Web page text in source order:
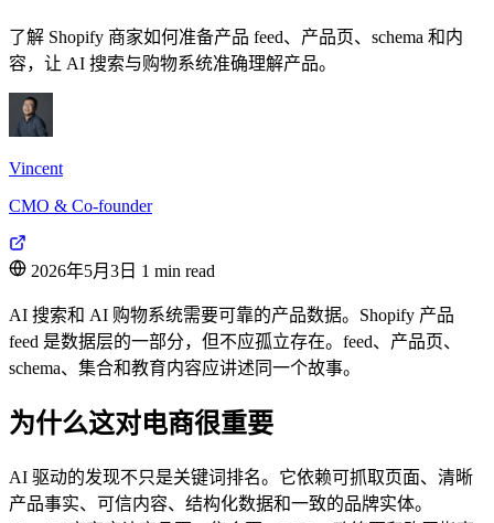
了解 Shopify 商家如何准备产品 feed、产品页、schema 和内
容，让 AI 搜索与购物系统准确理解产品。
Vincent
CMO & Co-founder
2026年5月3日 1 min read
AI 搜索和 AI 购物系统需要可靠的产品数据。Shopify 产品
feed 是数据层的一部分，但不应孤立存在。feed、产品页、
schema、集合和教育内容应讲述同一个故事。
为什么这对电商很重要
AI 驱动的发现不只是关键词排名。它依赖可抓取页面、清晰
产品事实、可信内容、结构化数据和一致的品牌实体。